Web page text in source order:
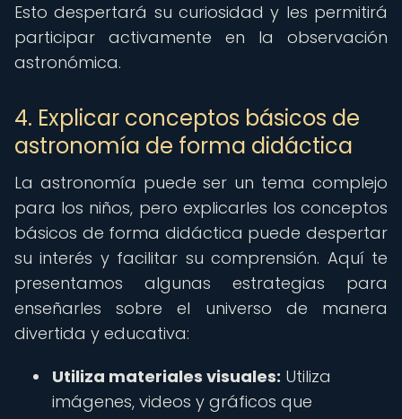
Esto despertará su curiosidad y les permitirá
participar activamente en la observación
astronómica.
4. Explicar conceptos básicos de
astronomía de forma didáctica
La astronomía puede ser un tema complejo
para los niños, pero explicarles los conceptos
básicos de forma didáctica puede despertar
su interés y facilitar su comprensión. Aquí te
presentamos algunas estrategias para
enseñarles sobre el universo de manera
divertida y educativa:
Utiliza materiales visuales: Utiliza
imágenes, videos y gráficos que